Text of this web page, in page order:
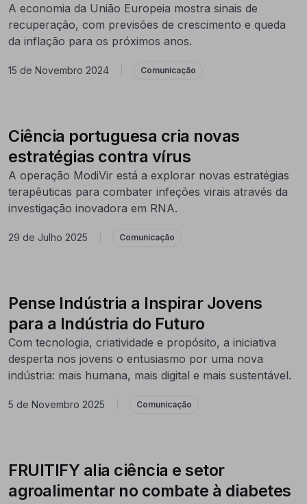
A economia da União Europeia mostra sinais de
recuperação, com previsões de crescimento e queda
da inflação para os próximos anos.
15 de Novembro 2024 Comunicação
Ciência portuguesa cria novas
estratégias contra vírus
A operação ModiVir está a explorar novas estratégias
terapêuticas para combater infeções virais através da
investigação inovadora em RNA.
29 de Julho 2025 Comunicação
Pense Indústria a Inspirar Jovens
para a Indústria do Futuro
Com tecnologia, criatividade e propósito, a iniciativa
desperta nos jovens o entusiasmo por uma nova
indústria: mais humana, mais digital e mais sustentável.
5 de Novembro 2025 Comunicação
FRUITIFY alia ciência e setor
agroalimentar no combate à diabetes